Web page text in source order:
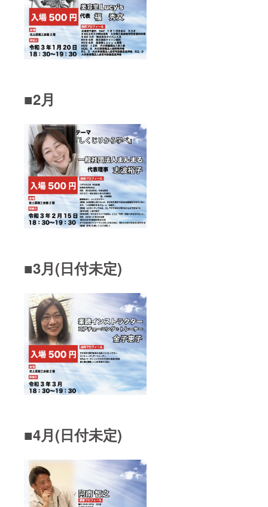
■2月
■3月(日付未定)
■4月(日付未定)